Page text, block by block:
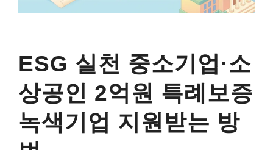
ESG 실천 중소기업·소
상공인 2억원 특례보증
녹색기업 지원받는 방